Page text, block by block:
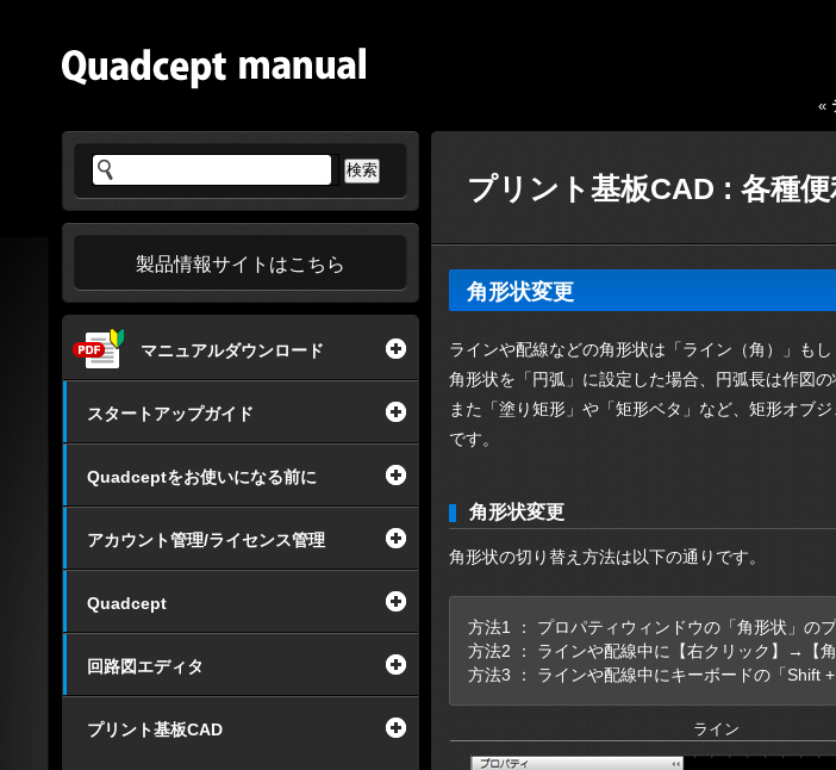
製品情報サイトはこちら
マニュアルダウンロード
スタートアップガイド
Quadceptをお使いになる前に
アカウント管理/ライセンス管理
Quadcept
回路図エディタ
プリント基板CAD
«
プリント基板CAD : 各種
角形状変更
ラインや配線などの角形状は「ライン（角）」も
角形状を「円弧」に設定した場合、円弧長は作図
また「塗り矩形」や「矩形ベタ」など、矩形オブ
です。
角形状変更
角形状の切り替え方法は以下の通りです。
方法1 ： プロパティウィンドウの「角形状」の
方法2 ： ラインや配線中に【右クリック】→【
方法3 ： ラインや配線中にキーボードの「Shift
ライン